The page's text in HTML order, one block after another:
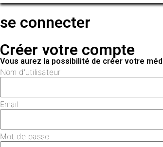
se connecter
Créer votre compte
Vous aurez la possibilité de créer votre
Nom d'utilisateur
Email
Mot de passe